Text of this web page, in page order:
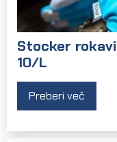
Stocker
10/L
Preberi več